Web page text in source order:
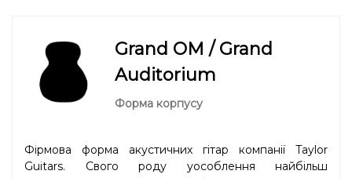
Grand OM / Grand
Auditorium
Форма корпусу
Фірмова форма акустичних гітар компанії Taylor
Guitars. Свого роду уособлення найбільш